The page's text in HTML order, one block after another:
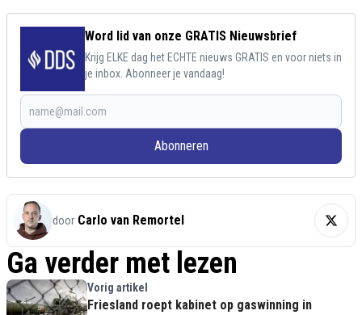
Word lid van onze GRATIS Nieuwsbrief
Krijg ELKE dag het ECHTE nieuws GRATIS en voor niets in
je inbox. Abonneer je vandaag!
Abonneren
door Carlo van Remortel
Ga verder met lezen
Vorig artikel
Friesland roept kabinet op gaswinning in